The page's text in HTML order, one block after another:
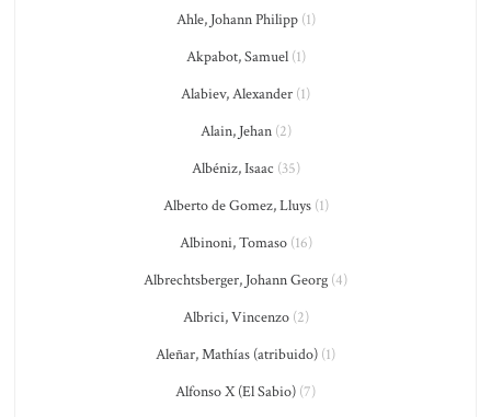
Ahle, Johann Philipp(1)
Akpabot, Samuel(1)
Alabiev, Alexander (1)
Alain, Jehan(2)
Albéniz, Isaac (35)
Alberto de Gomez, Lluys(1)
Albinoni, Tomaso(16)
Albrechtsberger, Johann Georg (4)
Albrici, Vincenzo(2)
Aleñar, Mathías (atribuido) (1)
Alfonso X (El Sabio) (7)